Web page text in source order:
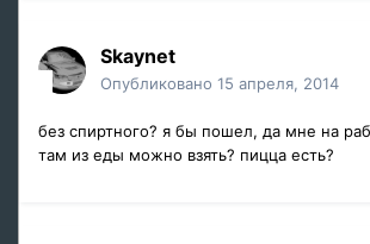
Skaynet
Опубликовано 15 апреля, 2014
без спиртного? я бы пошел, да мне на
там из еды можно взять? пицца есть?